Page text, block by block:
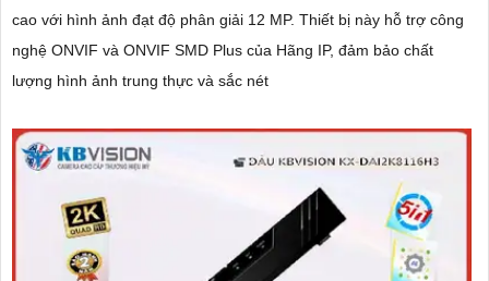
cao với hình ảnh đạt độ phân giải 12 MP. Thiết bị này hỗ trợ công
nghệ ONVIF và ONVIF SMD Plus của Hãng IP, đảm bảo chất
lượng hình ảnh trung thực và sắc nét